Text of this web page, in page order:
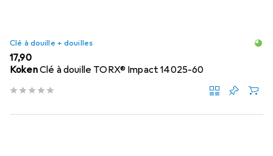
Clé à douille + douilles
EUR
17,90
KokenClé à douille TORX® Impact 14025-60